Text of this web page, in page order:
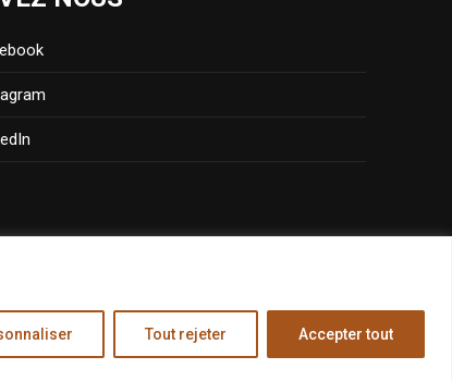
Tout rejeter Accepter tout